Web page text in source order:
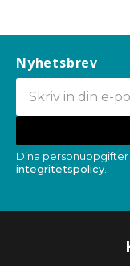
Nyhetsbrev
Dina
integritetspolicy.